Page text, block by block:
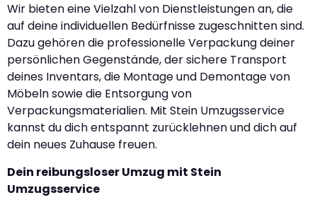
Wir bieten eine Vielzahl von Dienstleistungen an, die
auf deine individuellen Bedürfnisse zugeschnitten sind.
Dazu gehören die professionelle Verpackung deiner
persönlichen Gegenstände, der sichere Transport
deines Inventars, die Montage und Demontage von
Möbeln sowie die Entsorgung von
Verpackungsmaterialien. Mit Stein Umzugsservice
kannst du dich entspannt zurücklehnen und dich auf
dein neues Zuhause freuen.
Dein reibungsloser Umzug mit Stein
Umzugsservice